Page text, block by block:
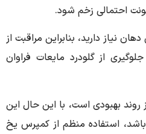
احتمالی زخم شود.
دهان نیاز دارید، بنابراین مراقبت از
از گلودرد مایعات فراوان
بهبودی است، با این حال این
استفاده منظم از کمپرس یخ